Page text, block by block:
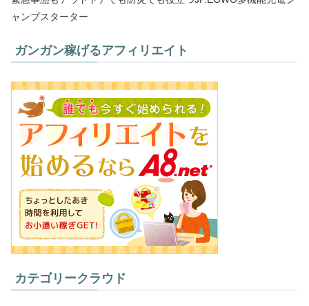
ャンプスターター
ガンガン稼げるアフィリエイト
カテゴリークラウド